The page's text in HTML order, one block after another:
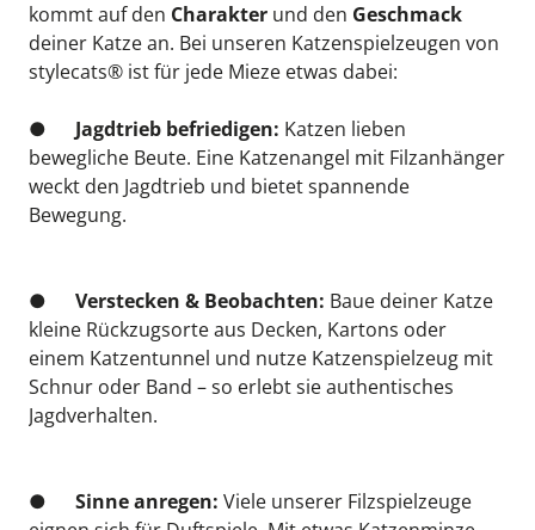
kommt auf den Charakter und den Geschmack
deiner Katze an. Bei unseren Katzenspielzeugen von
stylecats® ist für jede Mieze etwas dabei:
● Jagdtrieb befriedigen: Katzen lieben
bewegliche Beute. Eine Katzenangel mit Filzanhänger
weckt den Jagdtrieb und bietet spannende
Bewegung.
● Verstecken & Beobachten: Baue deiner Katze
kleine Rückzugsorte aus Decken, Kartons oder
einem Katzentunnel und nutze Katzenspielzeug mit
Schnur oder Band – so erlebt sie authentisches
Jagdverhalten.
● Sinne anregen: Viele unserer Filzspielzeuge